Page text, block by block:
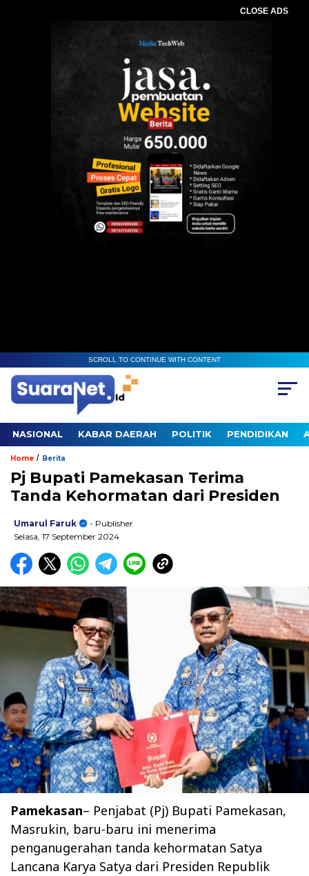
CLOSE ADS
SCROLL TO CONTINUE WITH CONTENT
NASIONAL KABAR DAERAH POLITIK PENDIDIKAN
Home / Berita
Pj Bupati Pamekasan Terima
Tanda Kehormatan dari Presiden
Umarul Faruk
- Publisher
Selasa, 17 September 2024
Pamekasan– Penjabat (Pj) Bupati Pamekasan,
Masrukin, baru-baru ini menerima
penganugerahan tanda kehormatan Satya
Lancana Karya Satya dari Presiden Republik